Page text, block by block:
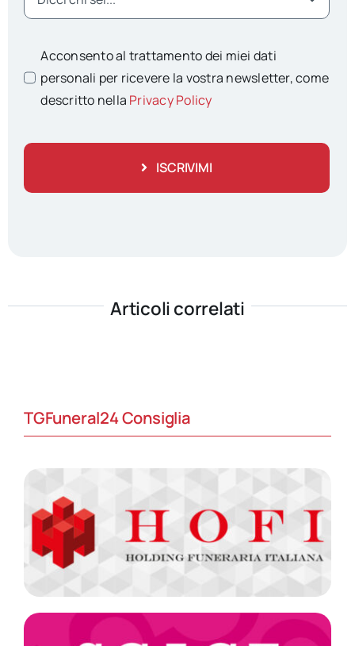
Acconsento al trattamento dei miei dati
personali per ricevere la vostra newsletter, come
descritto nella Privacy Policy
ISCRIVIMI
Articoli correlati
TGFuneral24 Consiglia